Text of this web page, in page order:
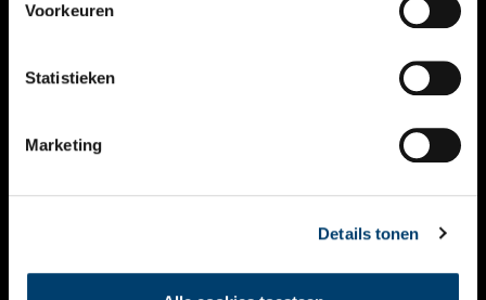
Voorkeuren
Statistieken
Marketing
Details tonen
KALENDER
THEMA’S
VIDEO’S
CONTACT